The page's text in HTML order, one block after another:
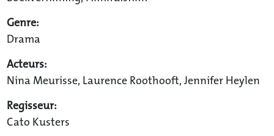
Genre:
Drama
Acteurs:
Nina Meurisse, Laurence Roothooft, Jennifer Heylen
Regisseur:
Cato Kusters